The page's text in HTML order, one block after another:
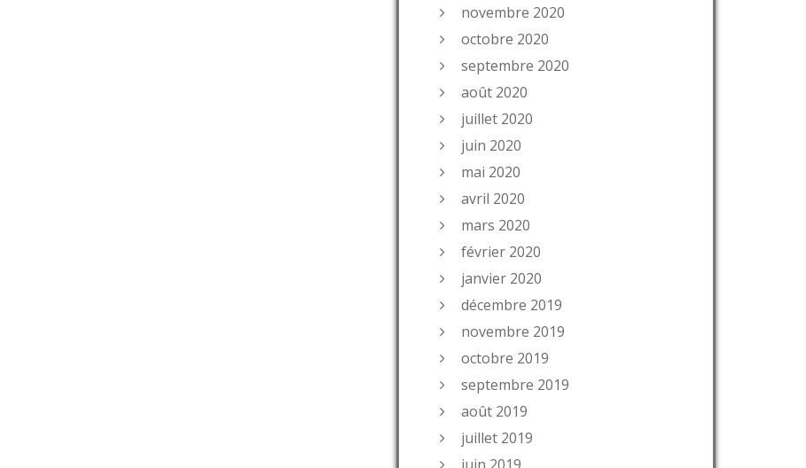
novembre 2020
octobre 2020
septembre 2020
août 2020
juillet 2020
juin 2020
mai 2020
avril 2020
mars 2020
février 2020
janvier 2020
décembre 2019
novembre 2019
octobre 2019
septembre 2019
août 2019
juillet 2019